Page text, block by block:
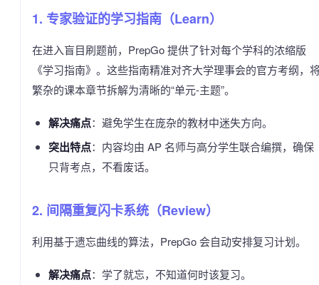
1. 专家验证的学习指南（Learn）
在进入盲目刷题前，PrepGo 提供了针对每个学科的浓缩版
《学习指南》。这些指南精准对齐大学理事会的官方考纲，
繁杂的课本章节拆解为清晰的“单元-主题”。
解决痛点：避免学生在庞杂的教材中迷失方向。
突出特点：内容均由 AP 名师与高分学生联合编撰，确保
只背考点，不看废话。
2. 间隔重复闪卡系统（Review）
利用基于遗忘曲线的算法，PrepGo 会自动安排复习计划。
解决痛点：学了就忘，不知道何时该复习。